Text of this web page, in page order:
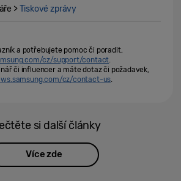
>Tiskové zprávy
a potřebujete pomoc či poradit,
cz/support/contact
či influencer a máte dotaz či požadavek,
cz/contact-us
si další články
Více zde